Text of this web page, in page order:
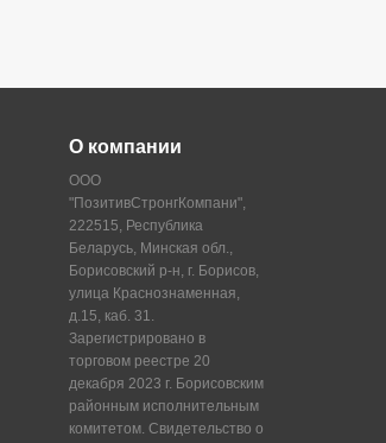
О компании
ООО
"ПозитивСтронгКомпани",
222515, Республика
Беларусь, Минская обл.,
Борисовский р-н, г. Борисов,
улица Краснознаменная,
д.15, каб. 31.
Зарегистрировано в
торговом реестре 20
декабря 2023 г. Борисовским
районным исполнительным
комитетом. Свидетельство о